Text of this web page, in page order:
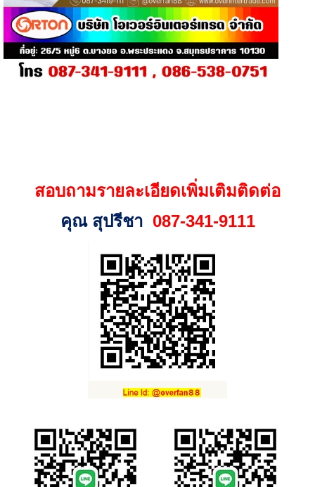
สอบถามรายละเอียดเพิ่มเติมติดต่อ
คุณ สุปรีชา 087-341-9111